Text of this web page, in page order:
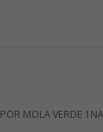
MOLA VERDE 1NA